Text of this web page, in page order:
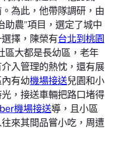
為此，他帶隊調研，由
助農”項目，選定了城中
擇，陳榮有台北到桃園
區大都是長幼區，老年
入管理的熱忱，還有展
有幼機場接送兒園和小
，接送車輛把路口堵得
機場接送導，且小區
來其間品嘗小吃，周遭